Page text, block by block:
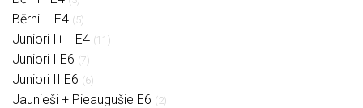
Bērni II E4 (5)
Juniori I+II E4 (11)
Juniori I E6 (7)
Juniori II E6 (6)
Jaunieši + Pieaugušie E6 (2)